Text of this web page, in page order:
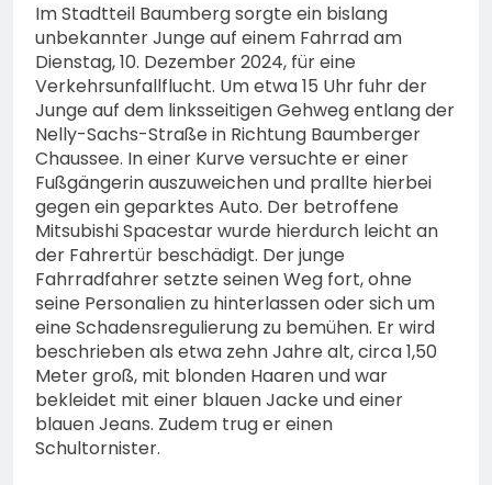
Im Stadtteil Baumberg sorgte ein bislang
unbekannter Junge auf einem Fahrrad am
Dienstag, 10. Dezember 2024, für eine
Verkehrsunfallflucht. Um etwa 15 Uhr fuhr der
Junge auf dem linksseitigen Gehweg entlang der
Nelly-Sachs-Straße in Richtung Baumberger
Chaussee. In einer Kurve versuchte er einer
Fußgängerin auszuweichen und prallte hierbei
gegen ein geparktes Auto. Der betroffene
Mitsubishi Spacestar wurde hierdurch leicht an
der Fahrertür beschädigt. Der junge
Fahrradfahrer setzte seinen Weg fort, ohne
seine Personalien zu hinterlassen oder sich um
eine Schadensregulierung zu bemühen. Er wird
beschrieben als etwa zehn Jahre alt, circa 1,50
Meter groß, mit blonden Haaren und war
bekleidet mit einer blauen Jacke und einer
blauen Jeans. Zudem trug er einen
Schultornister.